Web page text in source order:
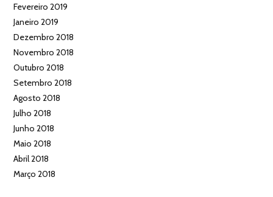
Fevereiro 2019
Janeiro 2019
Dezembro 2018
Novembro 2018
Outubro 2018
Setembro 2018
Agosto 2018
Julho 2018
Junho 2018
Maio 2018
Abril 2018
Março 2018